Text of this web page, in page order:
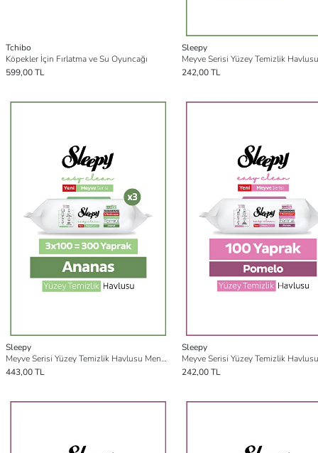
Tchibo
Köpekler İçin Fırlatma ve Su Oyuncağı
599,00 TL
Sleepy
242,00 TL
Sleepy
Meyve Serisi Yüzey Temizlik Havlusu Mendili Ananas 3x100 (300 Yaprak)
443,00 TL
Sleepy
242,00 TL